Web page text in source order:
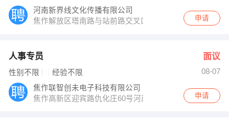
河南新界线文化传播有限公司
焦作解放区塔南路与站前路交叉口华融国际801
申请
人事专员 面议
性别不限 经验不限
08-07
焦作联智创未电子科技有限公司
焦作高新区迎宾路仇化庄60号河南省第二慈善医院站牌
申请